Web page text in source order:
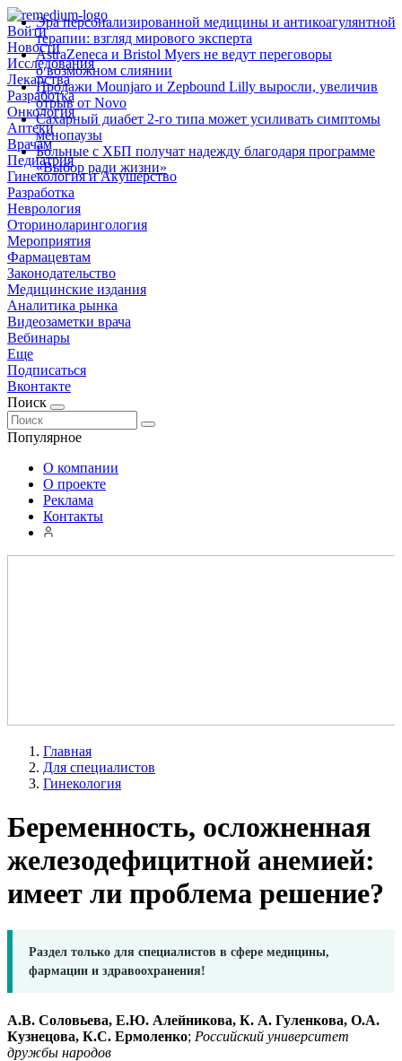
Войти
Новости
Исследования
Лекарства
Разработка
Онкология
Аптеки
Врачам
Педиатрия
Гинекология и Акушерство
Разработка
Неврология
Оториноларингология
Мероприятия
Фармацевтам
Законодательство
Медицинские издания
Аналитика рынка
Видеозаметки врача
Вебинары
Еще
Подписаться
Вконтакте
Поиск
Популярное
Эра персонализированной медицины и антикоагулянтной
терапии: взгляд мирового эксперта
AstraZeneca и Bristol Myers не ведут переговоры
о возможном слиянии
Продажи Mounjaro и Zepbound Lilly выросли, увеличив
отрыв от Novo
Сахарный диабет 2‑го типа может усиливать симптомы
менопаузы
Больные с ХБП получат надежду благодаря программе
«Выбор ради жизни»
О компании
О проекте
Реклама
Контакты
Главная
Для специалистов
Гинекология
Беременность, осложненная
железодефицитной анемией:
имеет ли проблема решение?
Раздел только для специалистов в сфере медицины,
фармации и здравоохранения!
А.В. Соловьева, Е.Ю. Алейникова, К. А. Гуленкова, О.А.
Кузнецова, К.С. Ермоленко; Российский университет
дружбы народов